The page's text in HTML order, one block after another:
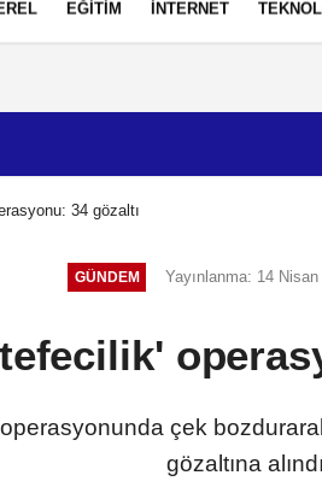
EĞİTİM İNTERNET
34 gözaltı
GÜNDEM Yayınlanma: 14
çek
gözaltına